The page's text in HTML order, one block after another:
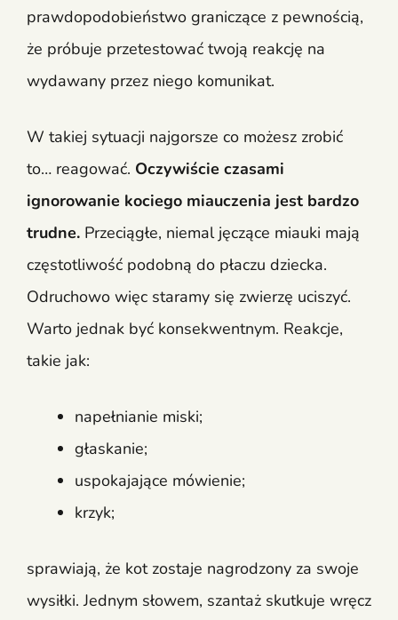
prawdopodobieństwo graniczące z pewnością,
że próbuje przetestować twoją reakcję na
wydawany przez niego komunikat.
W takiej sytuacji najgorsze co możesz zrobić
to… reagować. Oczywiście czasami
ignorowanie kociego miauczenia jest bardzo
trudne. Przeciągłe, niemal jęczące miauki mają
częstotliwość podobną do płaczu dziecka.
Odruchowo więc staramy się zwierzę uciszyć.
Warto jednak być konsekwentnym. Reakcje,
takie jak:
napełnianie miski;
głaskanie;
uspokajające mówienie;
krzyk;
sprawiają, że kot zostaje nagrodzony za swoje
wysiłki. Jednym słowem, szantaż skutkuje wręcz